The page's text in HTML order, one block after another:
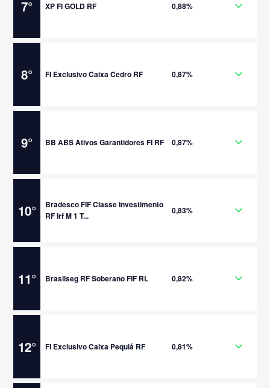
7° XP FI GOLD RF 0,88%
8° FI Exclusivo Caixa Cedro RF 0,87%
9° BB ABS Ativos Garantidores FI RF 0,87%
10°
Bradesco FIF Classe Investimento
RF Irf M 1 T...
0,83%
11° Brasilseg RF Soberano FIF RL 0,82%
12° FI Exclusivo Caixa Pequiá RF 0,81%